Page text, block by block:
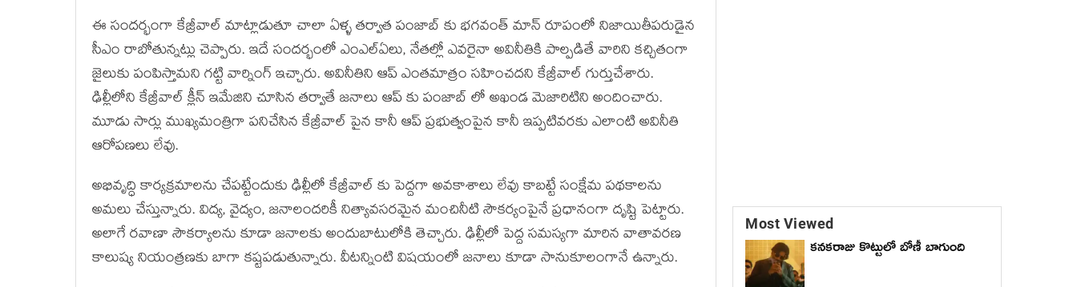
ఈ సందర్భంగా కేజ్రీవాల్ మాట్లాడుతూ చాలా ఏళ్ళ తర్వాత పంజాబ్ కు భగవంత్ మాన్ రూపంలో నిజాయితీపరుడైన
సీఎం రాబోతున్నట్లు చెప్పారు. ఇదే సందర్భంలో ఎంఎల్ఏలు, నేతల్లో ఎవరైనా అవినీతికి పాల్పడితే వారిని కచ్చితంగా
జైలుకు పంపిస్తామని గట్టి వార్నింగ్ ఇచ్చారు. అవినీతిని ఆప్ ఎంతమాత్రం సహించదని కేజ్రీవాల్ గుర్తుచేశారు.
ఢిల్లీలోని కేజ్రీవాల్ క్లీన్ ఇమేజిని చూసిన తర్వాతే జనాలు ఆప్ కు పంజాబ్ లో అఖండ మెజారిటిని అందించారు.
మూడు సార్లు ముఖ్యమంత్రిగా పనిచేసిన కేజ్రీవాల్ పైన కానీ ఆప్ ప్రభుత్వంపైన కానీ ఇప్పటివరకు ఎలాంటి అవినీతి
ఆరోపణలు లేవు.
అభివృద్ధి కార్యక్రమాలను చేపట్టేందుకు ఢిల్లీలో కేజ్రీవాల్ కు పెద్దగా అవకాశాలు లేవు కాబట్టే సంక్షేమ పథకాలను
అమలు చేస్తున్నారు. విద్య, వైద్యం, జనాలందరికీ నిత్యావసరమైన మంచినీటి సౌకర్యంపైనే ప్రధానంగా దృష్టి పెట్టారు.
అలాగే రవాణా సౌకర్యాలను కూడా జనాలకు అందుబాటులోకి తెచ్చారు. ఢిల్లీలో పెద్ద సమస్యగా మారిన వాతావరణ
కాలుష్య నియంత్రణకు బాగా కష్టపడుతున్నారు. వీటన్నింటి విషయంలో జనాలు కూడా సానుకూలంగానే ఉన్నారు.
Most Viewed
కనకరాజు కొట్టులో బోణీ బాగుంది